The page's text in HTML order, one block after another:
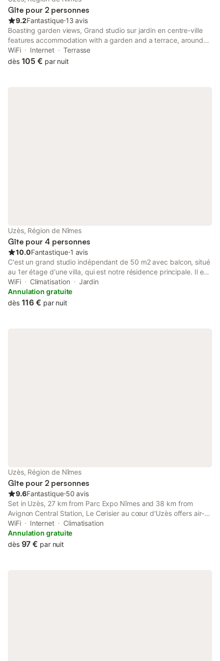
restaurants sont accessibles à pied.
Gîte pour 2 personnes
9.2Fantastique⋅13 avis
Boasting garden views, Grand studio sur jardin en centre-ville
features accommodation with a garden and a terrace, around
27 km from Parc Expo Nîmes. With inner courtyard views, this
accommodation provides a balcony.
WiFi Internet
Terrasse
dès 105 € par nuit
Uzès, Région de Nîmes
Gîte pour 4 personnes
10.0Fantastique⋅1 avis
C'est un grand studio indépendant de 50 m2 avec balcon, situé
au 1er étage d'une villa, qui est notre résidence principale. Il est
situé à 5 mn à pied du centre historique, mais est très calme
puisqu'il donne sur un jardin clos de 2500m2. Stationnement sur
place dans un espace clôturé. Une partie du jardin (environ 300
WiFi Climatisation
Jardin
Annulation gratuite
dès 116 € par nuit
Uzès, Région de Nîmes
Gîte pour 2 personnes
9.6Fantastique⋅50 avis
Set in Uzès, 27 km from Parc Expo Nîmes and 38 km from
Avignon Central Station, Le Cerisier au cœur d'Uzès offers air-
conditioned accommodation with a balcony and free WiFi.
Guests staying at this apartment have access to a fully
equipped kitchen.
WiFi Internet
Climatisation
Annulation gratuite
dès 97 € par nuit